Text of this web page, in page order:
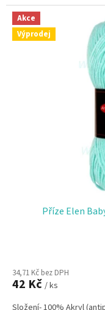
Akce
Výprodej
Příze Elen
produktu
je
34,71 Kč bez DPH
42 Kč / ks